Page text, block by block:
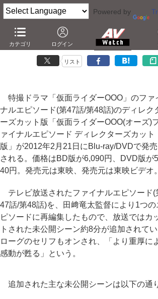
Powered by
カテゴリ ログイン
「仮面ライダーOOO」最終エピソードがDC版で
－47&48話に約8分の未公開シーンを追加して1本
リスト
特撮ドラマ「仮面ライダーOOO」のファ
ナルエピソード(第47話/第48話)のディレク
ーズカット版「仮面ライダーOOO(オーズ)
ァイナルエピソード ディレクターズカット
版」が2012年2月21日にBlu-ray/DVDで発売
される。価格はBD版が6,090円、DVD版が
40円。発売元は東映、発売元は東映ビデオ。
テレビ放送されたファイナルエピソード(
47話/第48話)を、田﨑竜太監督により1つの
ピソードに再編集したもので、放送ではカ
トされた未公開シーン約8分が追加されて
ローグのセリフもオンされ、「より重厚に
感動が甦る」という。
追加された主な未公開シーンは以下の通